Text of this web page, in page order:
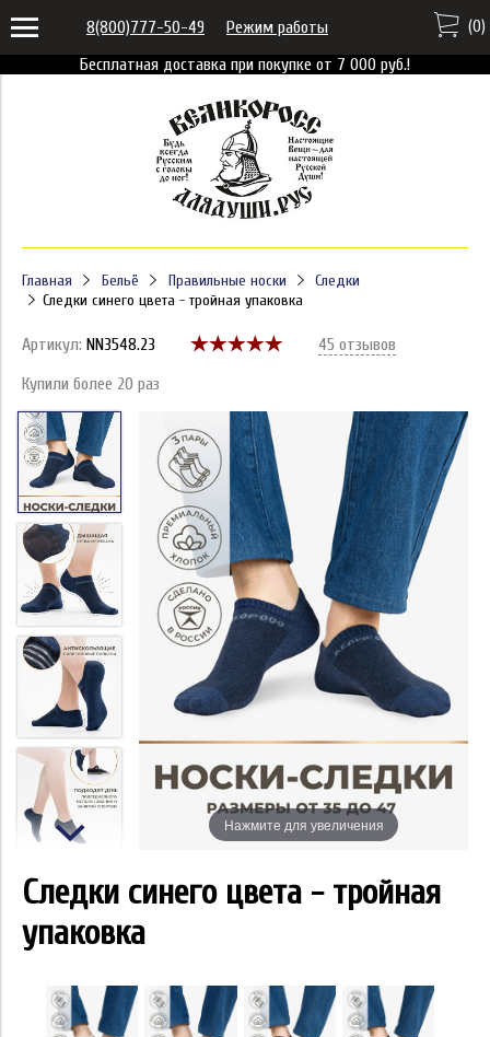
Бесплатная доставка при покупке от 7 000 руб.!
8(800)777-50-49 Режим работы (0)
Главная Бельё Правильные носки
Следки
Следки синего цвета - тройная упаковка
Артикул: NN3548.23 45 отзывов
Купили более 20 раз
Нажмите для увеличения
Следки синего цвета - тройная
упаковка